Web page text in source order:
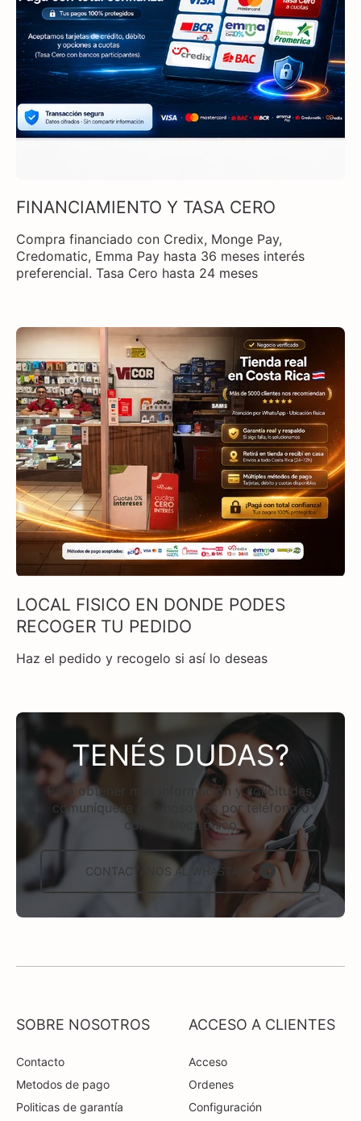
FINANCIAMIENTO Y TASA CERO
Compra financiado con Credix, Monge Pay,
Credomatic, Emma Pay hasta 36 meses interés
preferencial. Tasa Cero hasta 24 meses
LOCAL FISICO EN DONDE PODES
RECOGER TU PEDIDO
Haz el pedido y recogelo si así lo deseas
TENÉS DUDAS?
Para obtener más información y solicitudes,
comuníquese con nosotros por teléfono o
correo electrónico
CONTACTÁNOS AL WHASTAPP
SOBRE NOSOTROS
Contacto
Metodos de pago
Politicas de garantía
ACCESO A CLIENTES
Acceso
Ordenes
Configuración